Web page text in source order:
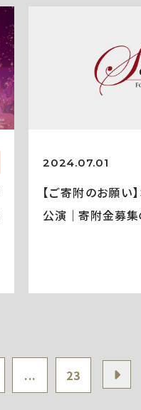
2024.07.01
【ご寄附のお願い
公演｜寄附金募集
... 23